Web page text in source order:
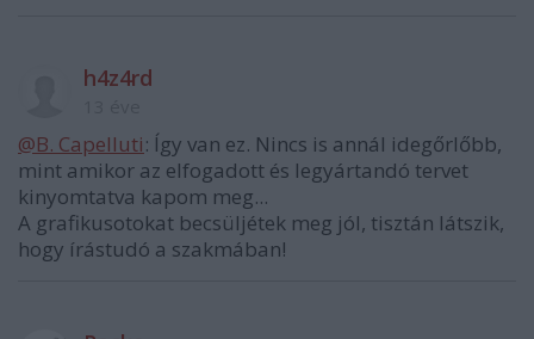
h4z4rd
@B. Capelluti: Így van ez. Nincs is annál idegőrlőbb,
mint amikor az elfogadott és legyártandó tervet
kinyomtatva kapom meg...
A grafikusotokat becsüljétek meg jól, tisztán látszik,
hogy írástudó a szakmában!